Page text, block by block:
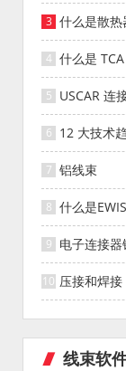
什么是散热
什么是
USCAR 连
12 大技术
器的演变
铝线束
什么是
电子连接
压接和焊
线束软